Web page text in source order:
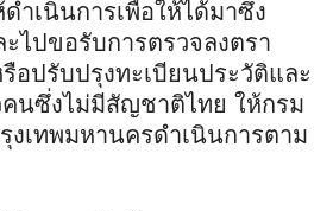
ำเนินการเพื่อให้ได้มาซึ่ง
ะไปขอรับการตรวจลงตรา
อปรับปรุงทะเบียนประวัติและ
นซึ่งไม่มีสัญชาติไทย ให้กรม
งเทพมหานครดำเนินการตาม